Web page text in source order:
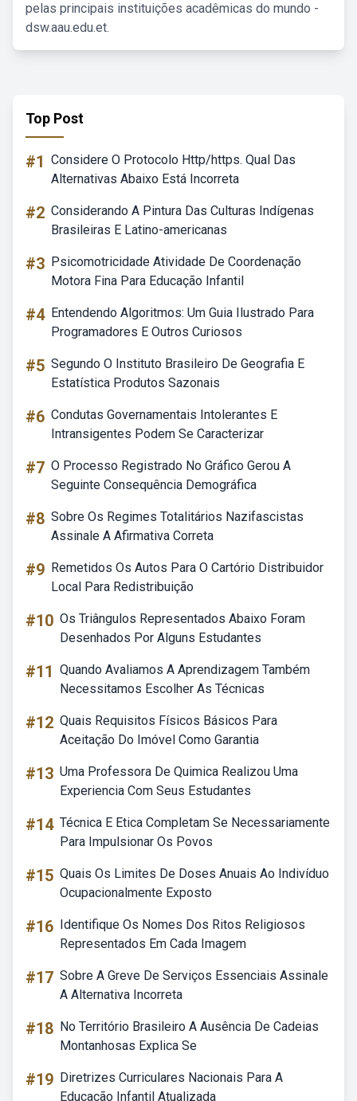
pelas principais instituições acadêmicas do mundo -
dsw.aau.edu.et.
Top Post
#1 Considere O Protocolo Http/https. Qual Das
Alternativas Abaixo Está Incorreta
#2 Considerando A Pintura Das Culturas Indígenas
Brasileiras E Latino-americanas
#3 Psicomotricidade Atividade De Coordenação
Motora Fina Para Educação Infantil
#4 Entendendo Algoritmos: Um Guia Ilustrado Para
Programadores E Outros Curiosos
#5 Segundo O Instituto Brasileiro De Geografia E
Estatística Produtos Sazonais
#6 Condutas Governamentais Intolerantes E
Intransigentes Podem Se Caracterizar
#7 O Processo Registrado No Gráfico Gerou A
Seguinte Consequência Demográfica
#8 Sobre Os Regimes Totalitários Nazifascistas
Assinale A Afirmativa Correta
#9 Remetidos Os Autos Para O Cartório Distribuidor
Local Para Redistribuição
#10 Os Triângulos Representados Abaixo Foram
Desenhados Por Alguns Estudantes
#11 Quando Avaliamos A Aprendizagem Também
Necessitamos Escolher As Técnicas
#12 Quais Requisitos Físicos Básicos Para
Aceitação Do Imóvel Como Garantia
#13 Uma Professora De Quimica Realizou Uma
Experiencia Com Seus Estudantes
#14 Técnica E Etica Completam Se Necessariamente
Para Impulsionar Os Povos
#15 Quais Os Limites De Doses Anuais Ao Indivíduo
Ocupacionalmente Exposto
#16 Identifique Os Nomes Dos Ritos Religiosos
Representados Em Cada Imagem
#17 Sobre A Greve De Serviços Essenciais Assinale
A Alternativa Incorreta
#18 No Território Brasileiro A Ausência De Cadeias
Montanhosas Explica Se
#19 Diretrizes Curriculares Nacionais Para A
Educação Infantil Atualizada